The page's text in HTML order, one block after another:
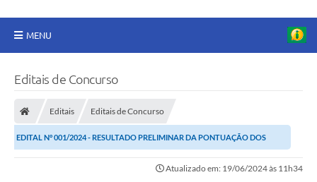
MENU
Secretarias
Editais de Concurso
Editais Editais de Concurso
EDITAL N° 001/2024 - RESULTADO PRELIMINAR DA PONTUAÇÃO DOS
Atualizado em: 19/06/2024 às 11h34